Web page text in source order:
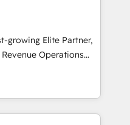
de que termine el
Elite Solutions
Yves Rocher,
confiaron en
growing Elite Partner,
Operations
sales and growth.
we specialize in
Our experts design,
to enhance user